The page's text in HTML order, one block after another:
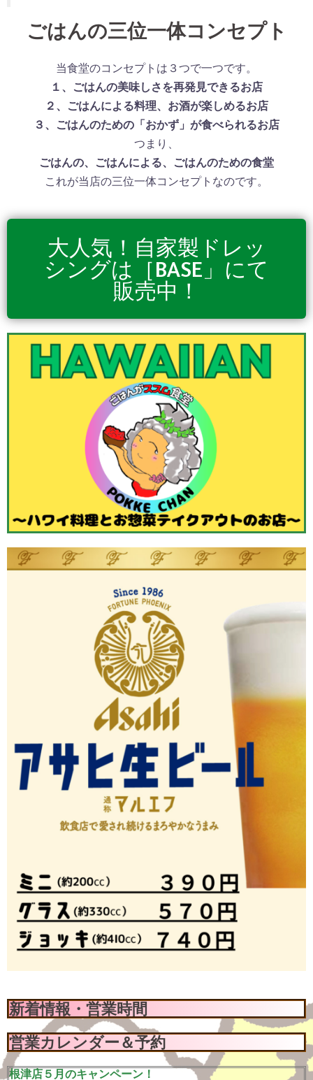
ごはんの三位一体コンセプト
当食堂のコンセプトは３つで一つです。
１、ごはんの美味しさを再発見できるお店
２、ごはんによる料理、お酒が楽しめるお店
３、ごはんのための「おかず」が食べられるお店
つまり、
ごはんの、ごはんによる、ごはんのための食堂
これが当店の三位一体コンセプトなのです。
大人気！自家製ドレッ
シングは［BASE」にて
販売中！
新着情報・営業時間
営業カレンダー＆予約
根津店５月のキャンペーン！